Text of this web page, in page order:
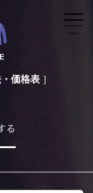
価格表
る
MENU